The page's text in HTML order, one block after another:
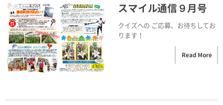
スマイル通信９月号
クイズへの ご応募、お待ちしてお
ります！
Read More